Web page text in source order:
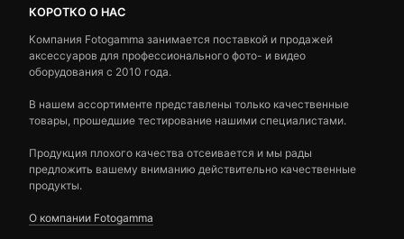
КОРОТКО О НАС
Компания Fotogamma занимается поставкой и продажей
аксессуаров для профессионального фото- и видео
оборудования с 2010 года.
В нашем ассортименте представлены только качественные
товары, прошедшие тестирование нашими специалистами.
Продукция плохого качества отсеивается и мы рады
предложить вашему вниманию действительно качественные
продукты.
О компании Fotogamma